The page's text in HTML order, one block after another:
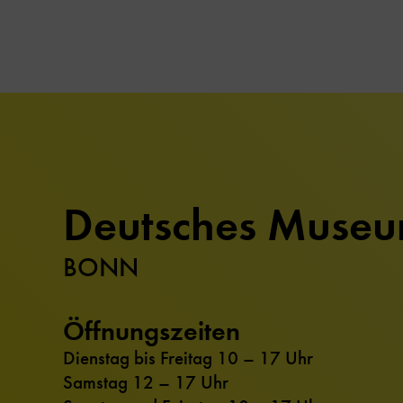
Deutsches
BONN
Öffnungszeiten
Dienstag bis Freitag 10 – 17 Uhr
Samstag 12 – 17 Uhr